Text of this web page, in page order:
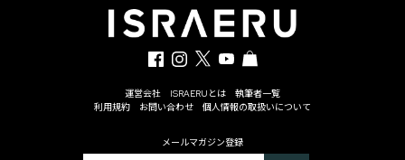
運営会社 ISRAERUとは
執筆者一覧
利用規約
お問い合わせ 個人情報の取扱いについて
メールマガジン登録